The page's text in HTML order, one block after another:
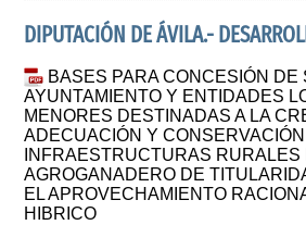
DIPUTACIÓN DE ÁVILA.-
BASES PARA CONCESIÓN DE
AYUNTAMIENTO Y ENTIDADES
MENORES DESTINADAS A LA
ADECUACIÓN Y
INFRAESTRUCTURAS RURALES
AGROGANADERO DE
EL APROVECHAMIENTO
HIBRICO